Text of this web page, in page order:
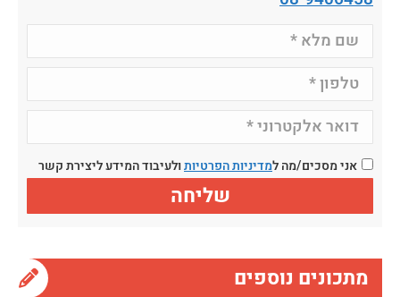
אני מסכים/מה למדיניות הפרטיותולעיבוד המידע ליצירת קשר
מתכונים נוספים